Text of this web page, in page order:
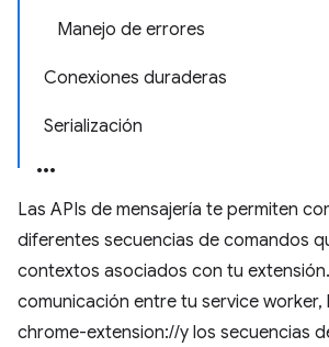
Manejo de errores
Conexiones duraderas
Serialización
Las APIs de mensajería te permiten
diferentes secuencias de comandos
contextos asociados con tu
comunicación entre tu service worker,
chrome-extension://y los secuencias